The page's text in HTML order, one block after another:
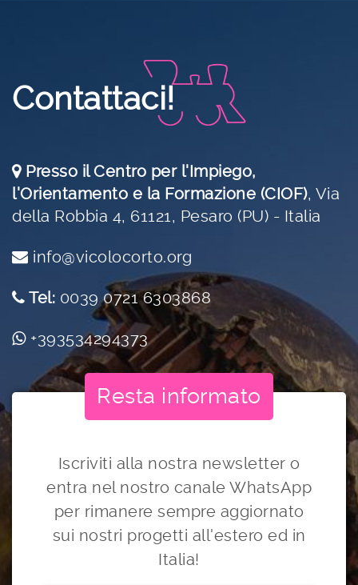
Contattaci!
Presso il Centro per l'Impiego,
l'Orientamento e la Formazione (CIOF), Via
della Robbia 4, 61121, Pesaro (PU) - Italia
info@vicolocorto.org
Tel: 0039 0721 6303868
+393534294373
Resta informato
Iscriviti alla nostra newsletter o
entra nel nostro canale WhatsApp
per rimanere sempre aggiornato
sui nostri progetti all'estero ed in
Italia!